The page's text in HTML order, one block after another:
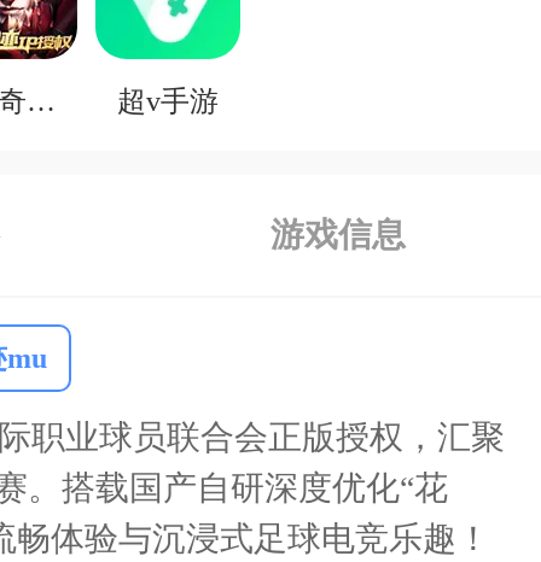
0.1折奇迹mu 超v手游
游戏信息
mu
职业球员联合会正版授权，汇聚
。搭载国产自研深度优化“花
体验与沉浸式足球电竞乐趣！